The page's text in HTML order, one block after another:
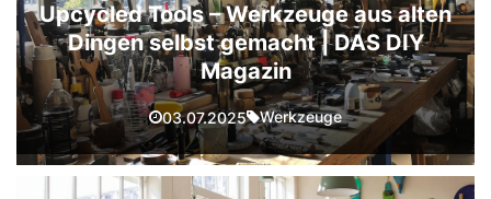
Upcycled Tools – Werkzeuge aus alten
Dingen selbst gemacht | DAS DIY
Magazin
03.07.2025 Werkzeuge